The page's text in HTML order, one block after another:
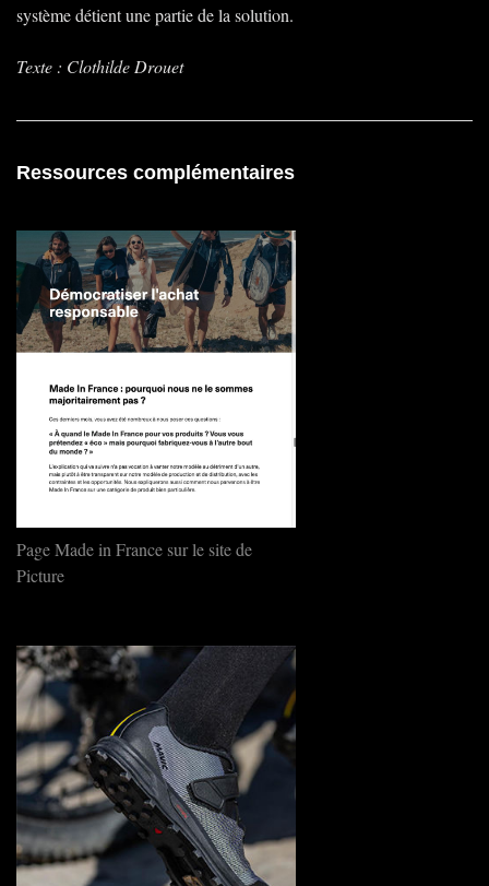
système détient une partie de la solution.
Texte : Clothilde Drouet
Ressources complémentaires
Page Made in France sur le site de
Picture